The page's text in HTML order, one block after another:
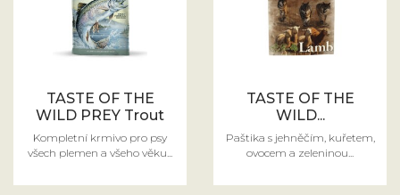
TASTE OF THE
WILD PREY Trout
Kompletní krmivo pro psy
všech plemen a všeho věku...
TASTE OF THE
WILD...
Paštika s jehněčím, kuřetem,
ovocem a zeleninou...